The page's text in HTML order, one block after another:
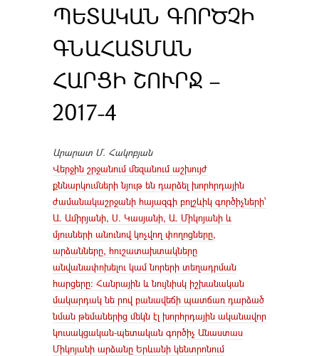
ՊԵՏԱԿԱՆ ԳՈՐԾՉԻ
ԳՆԱՀԱՏՄԱՆ
ՀԱՐՑԻ ՇՈՒՐՋ –
2017-4
Արարատ Մ. Հակոբյան
Վերջին շրջանում մեզանում աշխույժ
քննարկումների նյութ են դարձել խորհրդային
ժամանակաշրջանի հայազգի բոլշևիկ գործիչների՝
Ա. Ամիրյանի, Ս. Կասյանի, Ա. Միկոյանի և
մյուսների անունով կոչվող փողոցները,
արձանները, հուշատախտակները
անվանափոխելու կամ նորերի տեղադրման
հարցերը: Հանրային և նույնիսկ իշխանական
մակարդակ նե րով բանավեճի պատճառ դարձած
նման թեմաներից մեկն էլ խորհրդային ականավոր
կուսակցական-պետական գործիչ Անաստաս
Միկոյանի արձանը Երևանի կենտրոնում